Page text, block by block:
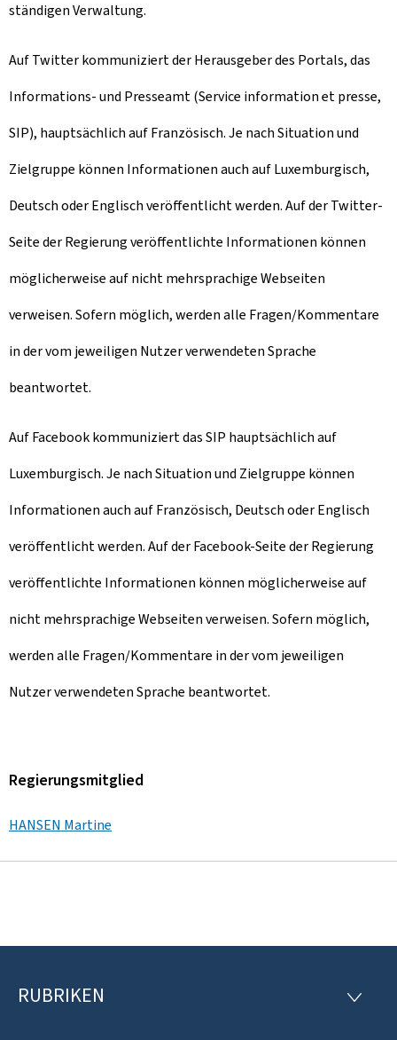
ständigen Verwaltung.
Auf Twitter kommuniziert der Herausgeber des Portals, das
Informations- und Presseamt (Service information et presse,
SIP), hauptsächlich auf Französisch. Je nach Situation und
Zielgruppe können Informationen auch auf Luxemburgisch,
Deutsch oder Englisch veröffentlicht werden. Auf der Twitter-
Seite der Regierung veröffentlichte Informationen können
möglicherweise auf nicht mehrsprachige Webseiten
verweisen. Sofern möglich, werden alle Fragen/Kommentare
in der vom jeweiligen Nutzer verwendeten Sprache
beantwortet.
Auf Facebook kommuniziert das SIP hauptsächlich auf
Luxemburgisch. Je nach Situation und Zielgruppe können
Informationen auch auf Französisch, Deutsch oder Englisch
veröffentlicht werden. Auf der Facebook-Seite der Regierung
veröffentlichte Informationen können möglicherweise auf
nicht mehrsprachige Webseiten verweisen. Sofern möglich,
werden alle Fragen/Kommentare in der vom jeweiligen
Nutzer verwendeten Sprache beantwortet.
Regierungsmitglied
HANSEN Martine
F
RUBRIKEN
R